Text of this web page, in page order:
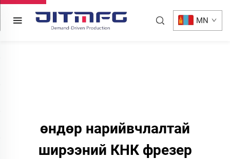
MN
өндөр нарийвчлалтай
ширээний КНК фрезер